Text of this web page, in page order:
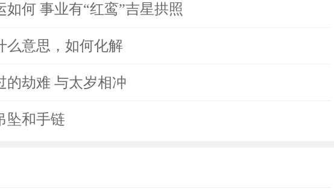
影响。另外，在紫水晶的影响下，属猴人消费欲望
总是很容易冲动消费，无形中产生很多不必要的开
定的压力。
运程
如何 事业有“红鸾”吉星拱照
么意思，如何化解
的劫难 与太岁相冲
坠和手链